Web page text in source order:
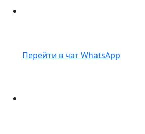
Перейти в чат WhatsApp